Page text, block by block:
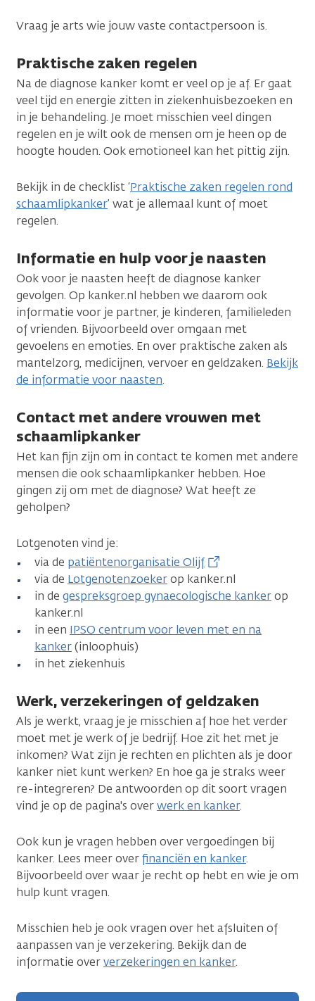
Vraag je arts wie jouw vaste contactpersoon is.
Praktische zaken regelen
Na de diagnose kanker komt er veel op je af. Er gaat
veel tijd en energie zitten in ziekenhuisbezoeken en
in je behandeling. Je moet misschien veel dingen
regelen en je wilt ook de mensen om je heen op de
hoogte houden. Ook emotioneel kan het pittig zijn.
Bekijk in de checklist ‘Praktische zaken regelen rond
schaamlipkanker’ wat je allemaal kunt of moet
regelen.
Informatie en hulp voor je naasten
Ook voor je naasten heeft de diagnose kanker
gevolgen. Op kanker.nl hebben we daarom ook
informatie voor je partner, je kinderen, familieleden
of vrienden. Bijvoorbeeld over omgaan met
gevoelens en emoties. En over praktische zaken als
mantelzorg, medicijnen, vervoer en geldzaken. Bekijk
de informatie voor naasten.
Contact met andere vrouwen met
schaamlipkanker
Het kan fijn zijn om in contact te komen met andere
mensen die ook schaamlipkanker hebben. Hoe
gingen zij om met de diagnose? Wat heeft ze
geholpen?
Lotgenoten vind je:
via de patiëntenorganisatie Olijf
via de Lotgenotenzoekerop kanker.nl
in de gespreksgroep gynaecologische kankerop
kanker.nl
in een IPSO centrum voor leven met en na
kanker(inloophuis)
in het ziekenhuis
Werk, verzekeringen of geldzaken
Als je werkt, vraag je je misschien af hoe het verder
moet met je werk of je bedrijf. Hoe zit het met je
inkomen? Wat zijn je rechten en plichten als je door
kanker niet kunt werken? En hoe ga je straks weer
re-integreren? De antwoorden op dit soort vragen
vind je op de pagina's overwerk en kanker.
Ook kun je vragen hebben over vergoedingen bij
kanker. Lees meer overfinanciën en kanker.
Bijvoorbeeld over waar je recht op hebt en wie je om
hulp kunt vragen.
Misschien heb je ook vragen over het afsluiten of
aanpassen van je verzekering. Bekijk dan de
informatie oververzekeringen en kanker.